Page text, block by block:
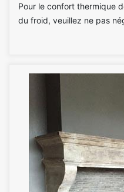
Pour le confort thermique
du froid, veuillez ne pas